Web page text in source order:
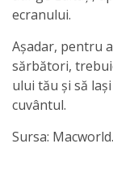
ecranului.
Așadar, pentru
sărbători,
ului tău și să
cuvântul.
Sursa: